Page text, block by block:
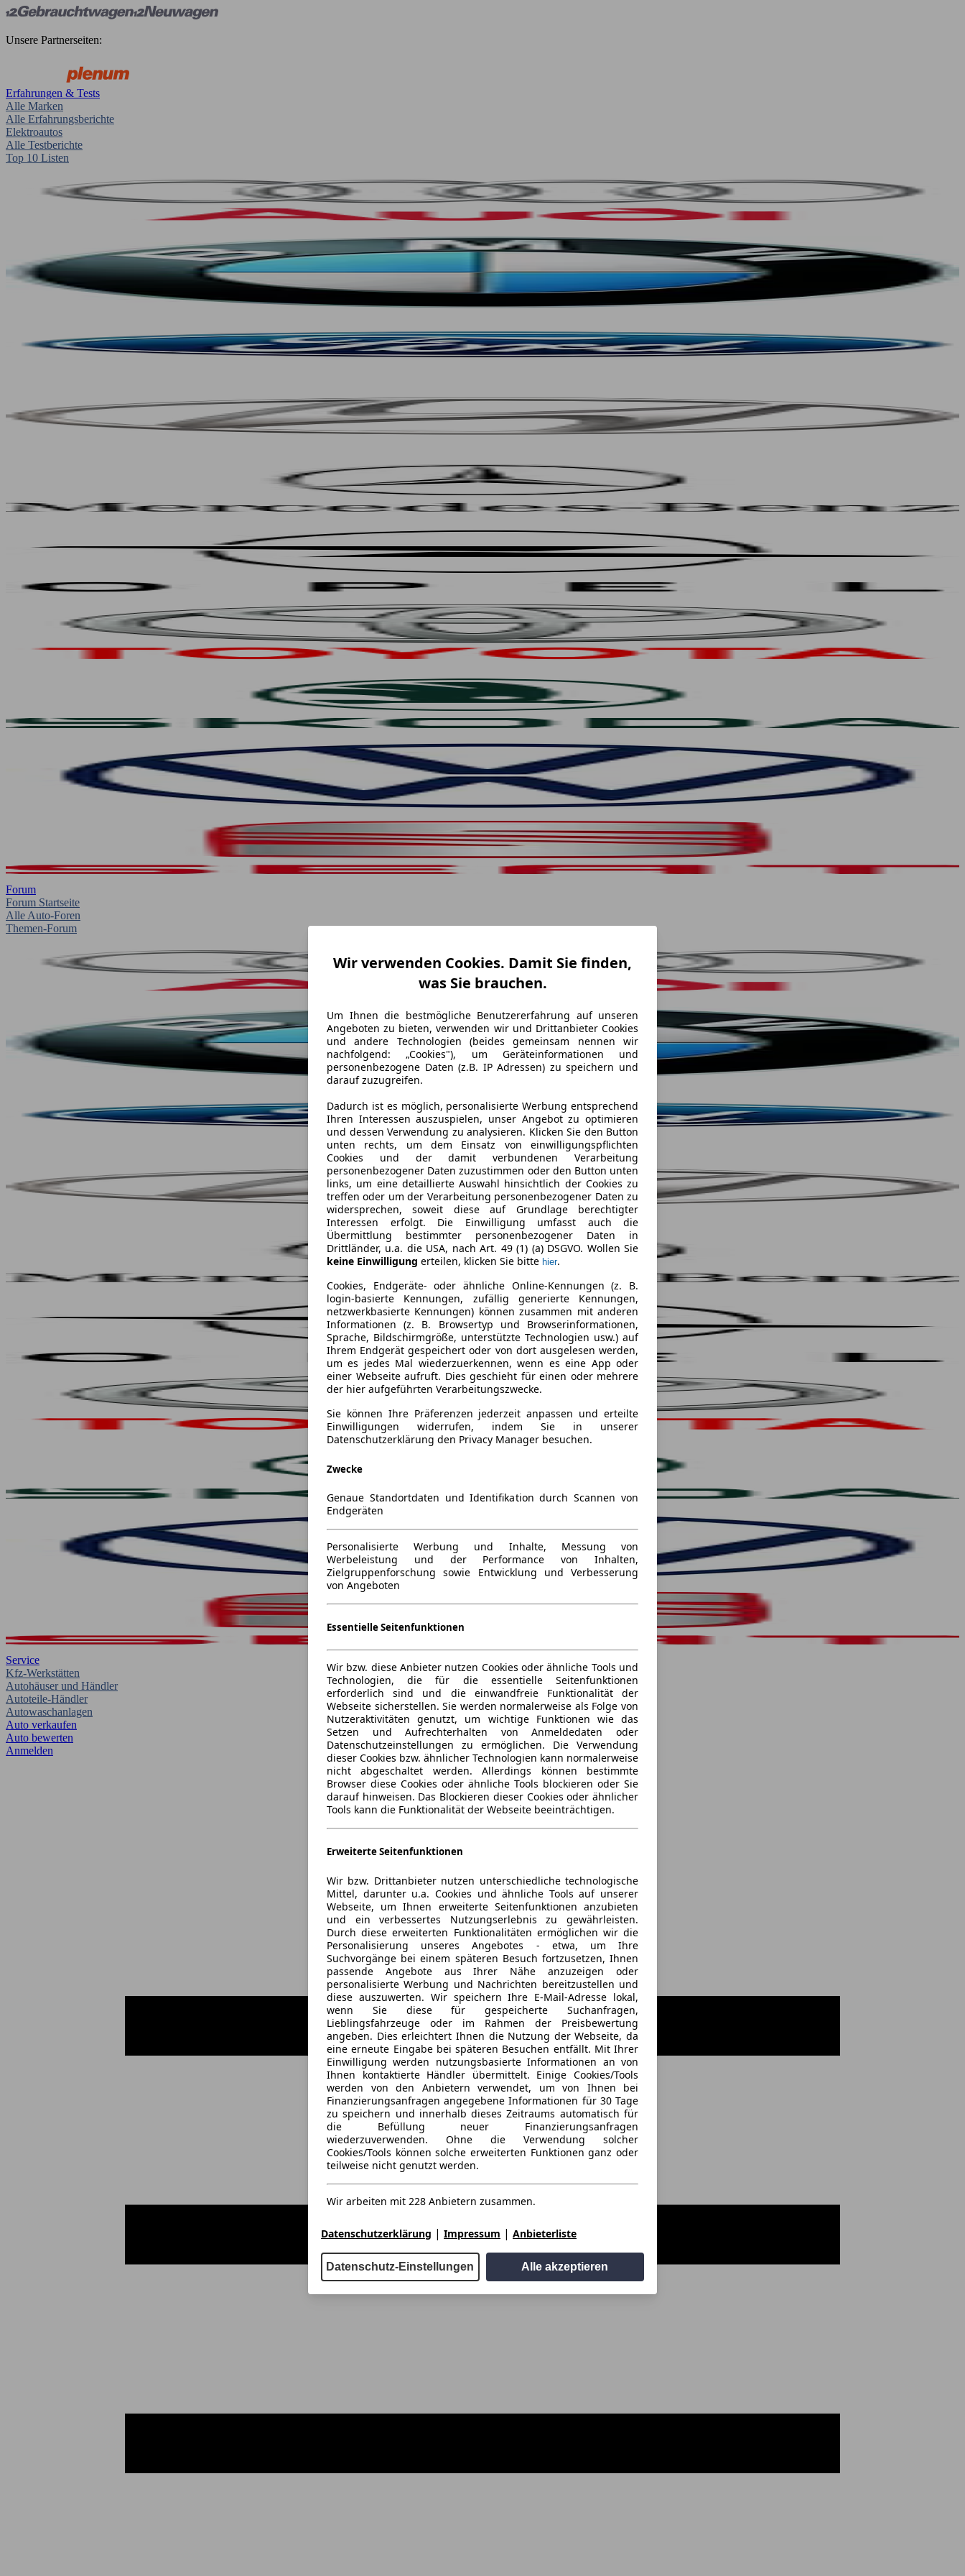
Unsere Partnerseiten:
Erfahrungen & Tests
Alle Marken
Alle Erfahrungsberichte
Elektroautos
Alle Testberichte
Top 10 Listen
Forum
Forum Startseite
Alle Auto-Foren
Themen-Forum
Service
Kfz-Werkstätten
Autohäuser und Händler
Autoteile-Händler
Autowaschanlagen
Auto verkaufen
Auto bewerten
Anmelden
Wir verwenden Cookies. Damit Sie finden,
was Sie brauchen.
Um Ihnen die bestmögliche Benutzererfahrung auf unseren
Angeboten zu bieten, verwenden wir und Drittanbieter Cookies
und andere Technologien (beides gemeinsam nennen wir
nachfolgend: „Cookies"), um Geräteinformationen und
personenbezogene Daten (z.B. IP Adressen) zu speichern und
darauf zuzugreifen.
Dadurch ist es möglich, personalisierte Werbung entsprechend
Ihren Interessen auszuspielen, unser Angebot zu optimieren
und dessen Verwendung zu analysieren. Klicken Sie den Button
unten rechts, um dem Einsatz von einwilligungspflichten
Cookies und der damit verbundenen Verarbeitung
personenbezogener Daten zuzustimmen oder den Button unten
links, um eine detaillierte Auswahl hinsichtlich der Cookies zu
treffen oder um der Verarbeitung personenbezogener Daten zu
widersprechen, soweit diese auf Grundlage berechtigter
Interessen erfolgt. Die Einwilligung umfasst auch die
Übermittlung bestimmter personenbezogener Daten in
Drittländer, u.a. die USA, nach Art. 49 (1) (a) DSGVO. Wollen Sie
keine Einwilligung erteilen, klicken Sie bitte hier.
Cookies, Endgeräte- oder ähnliche Online-Kennungen (z. B.
login-basierte Kennungen, zufällig generierte Kennungen,
netzwerkbasierte Kennungen) können zusammen mit anderen
Informationen (z. B. Browsertyp und Browserinformationen,
Sprache, Bildschirmgröße, unterstützte Technologien usw.) auf
Ihrem Endgerät gespeichert oder von dort ausgelesen werden,
um es jedes Mal wiederzuerkennen, wenn es eine App oder
einer Webseite aufruft. Dies geschieht für einen oder mehrere
der hier aufgeführten Verarbeitungszwecke.
Sie können Ihre Präferenzen jederzeit anpassen und erteilte
Einwilligungen widerrufen, indem Sie in unserer
Datenschutzerklärung den Privacy Manager besuchen.
Zwecke
Genaue Standortdaten und Identifikation durch Scannen von
Endgeräten
Personalisierte Werbung und Inhalte, Messung von
Werbeleistung und der Performance von Inhalten,
Zielgruppenforschung sowie Entwicklung und Verbesserung
von Angeboten
Essentielle Seitenfunktionen
Wir bzw. diese Anbieter nutzen Cookies oder ähnliche Tools und
Technologien, die für die essentielle Seitenfunktionen
erforderlich sind und die einwandfreie Funktionalität der
Webseite sicherstellen. Sie werden normalerweise als Folge von
Nutzeraktivitäten genutzt, um wichtige Funktionen wie das
Setzen und Aufrechterhalten von Anmeldedaten oder
Datenschutzeinstellungen zu ermöglichen. Die Verwendung
dieser Cookies bzw. ähnlicher Technologien kann normalerweise
nicht abgeschaltet werden. Allerdings können bestimmte
Browser diese Cookies oder ähnliche Tools blockieren oder Sie
darauf hinweisen. Das Blockieren dieser Cookies oder ähnlicher
Tools kann die Funktionalität der Webseite beeinträchtigen.
Erweiterte Seitenfunktionen
Wir bzw. Drittanbieter nutzen unterschiedliche technologische
Mittel, darunter u.a. Cookies und ähnliche Tools auf unserer
Webseite, um Ihnen erweiterte Seitenfunktionen anzubieten
und ein verbessertes Nutzungserlebnis zu gewährleisten.
Durch diese erweiterten Funktionalitäten ermöglichen wir die
Personalisierung unseres Angebotes - etwa, um Ihre
Suchvorgänge bei einem späteren Besuch fortzusetzen, Ihnen
passende Angebote aus Ihrer Nähe anzuzeigen oder
personalisierte Werbung und Nachrichten bereitzustellen und
diese auszuwerten. Wir speichern Ihre E-Mail-Adresse lokal,
wenn Sie diese für gespeicherte Suchanfragen,
Lieblingsfahrzeuge oder im Rahmen der Preisbewertung
angeben. Dies erleichtert Ihnen die Nutzung der Webseite, da
eine erneute Eingabe bei späteren Besuchen entfällt. Mit Ihrer
Einwilligung werden nutzungsbasierte Informationen an von
Ihnen kontaktierte Händler übermittelt. Einige Cookies/Tools
werden von den Anbietern verwendet, um von Ihnen bei
Finanzierungsanfragen angegebene Informationen für 30 Tage
zu speichern und innerhalb dieses Zeitraums automatisch für
die Befüllung neuer Finanzierungsanfragen
wiederzuverwenden. Ohne die Verwendung solcher
Cookies/Tools können solche erweiterten Funktionen ganz oder
teilweise nicht genutzt werden.
Wir arbeiten mit 228 Anbietern zusammen.
Datenschutzerklärung | Impressum | Anbieterliste
Datenschutz-Einstellungen Alle akzeptieren